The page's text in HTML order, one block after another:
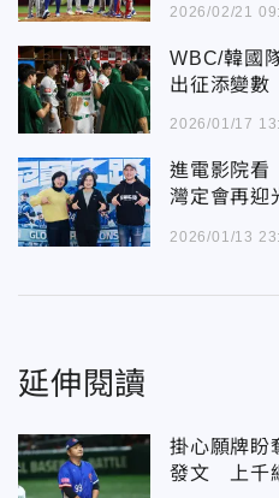
2026/02/21
WBC/韓國
出征添變數
2026/01/17
進電影院
灣定會再迎
2026/01/13
延伸閱讀
掛心願牌盼
發文 上千